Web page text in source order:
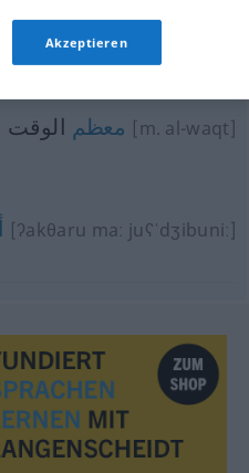
أغلب [ʔaɣlab an-naːs]
معظم الوقت [m. al-waqt]
[ʔakθaru maː juʕˈdʒibuniː]
Akzeptieren